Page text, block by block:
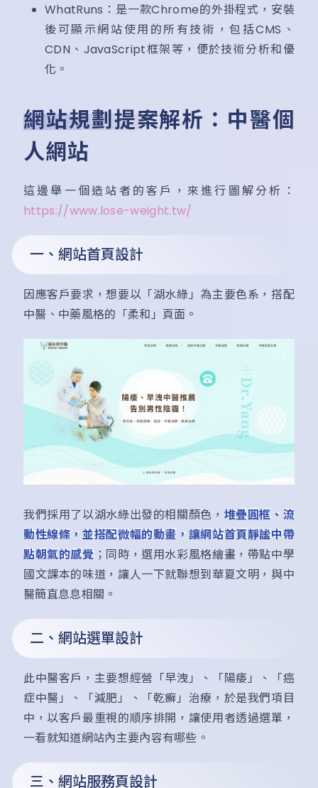
WhatRuns：是一款Chrome的外掛程式，安裝
後可顯示網站使用的所有技術，包括CMS、
CDN、JavaScript框架等，便於技術分析和優
化。
網站規劃提案解析：中醫個
人網站
這邊舉一個造站者的客戶，來進行圖解分析：
https://www.lose-weight.tw/
一、網站首頁設計
因應客戶要求，想要以「湖水綠」為主要色系，搭配
中醫、中藥風格的「柔和」頁面。
我們採用了以湖水綠出發的相關顏色， 堆疊圓框、流
動性線條，並搭配微幅的動畫，讓網站首頁靜謐中帶
點朝氣的感覺；同時，選用水彩風格繪畫，帶點中學
國文課本的味道，讓人一下就聯想到華夏文明，與中
醫簡直息息相關。
二、網站選單設計
此中醫客戶，主要想經營「早洩」、「陽痿」、「癌
症中醫」、「減肥」、「乾癬」治療，於是我們項目
中，以客戶最重視的順序排開，讓使用者透過選單，
一看就知道網站內主要內容有哪些。
三、網站服務頁設計